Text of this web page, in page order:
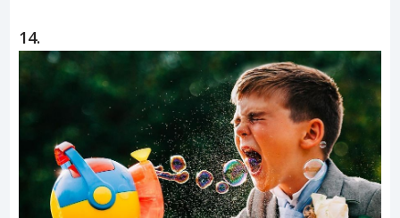
14.